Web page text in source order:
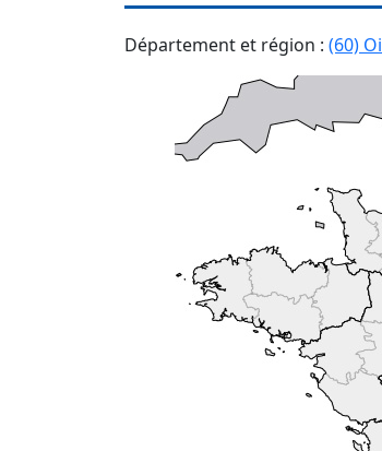
Département et région : (60)